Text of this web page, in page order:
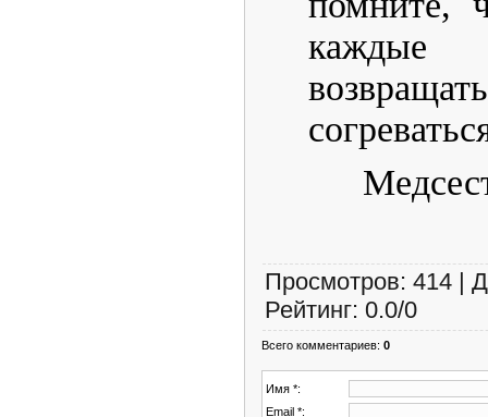
Просмотров: 414 |
Рейтинг: 0.0/0
Всего комментариев: 0
Имя *:
Email *: